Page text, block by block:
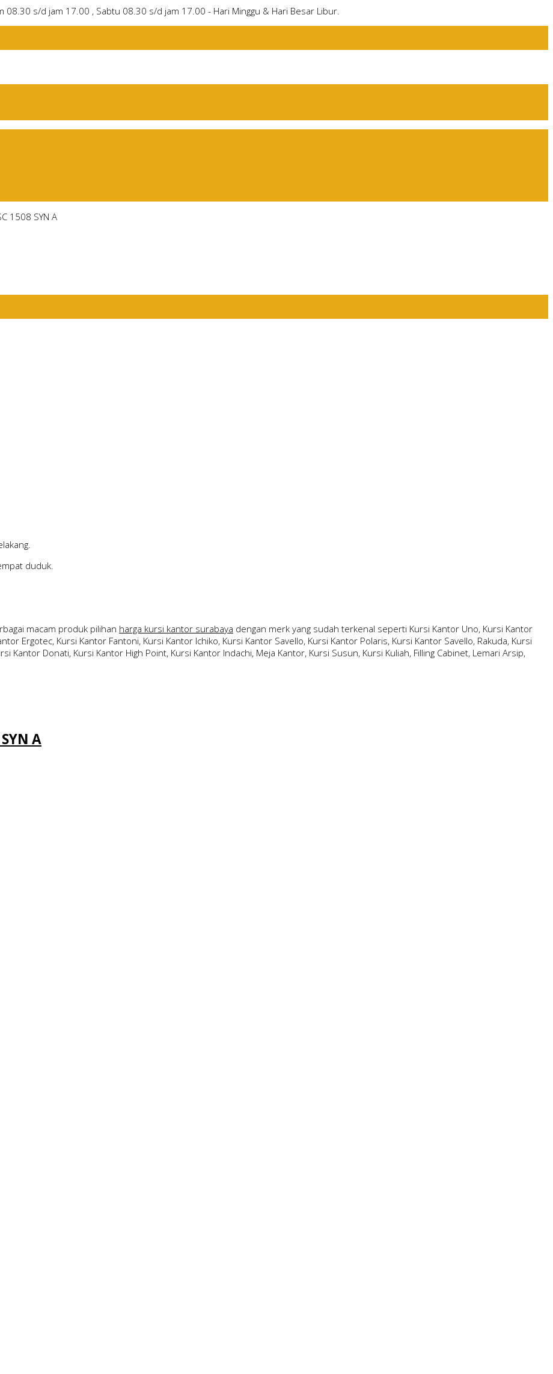
08.30 s/d jam 17.00 , Sabtu 08.30 s/d jam 17.00 - Hari Minggu & Hari Besar Libur.
1508 SYN A
duduk.
macam produk pilihan harga kursi kantor surabaya dengan merk yang sudah terkenal seperti Kursi Kantor Uno, Kursi Kantor
Ergotec, Kursi Kantor Fantoni, Kursi Kantor Ichiko, Kursi Kantor Savello, Kursi Kantor Polaris, Kursi Kantor Savello, Rakuda, Kursi
Kantor Donati, Kursi Kantor High Point, Kursi Kantor Indachi, Meja Kantor, Kursi Susun, Kursi Kuliah, Filling Cabinet, Lemari Arsip,
A